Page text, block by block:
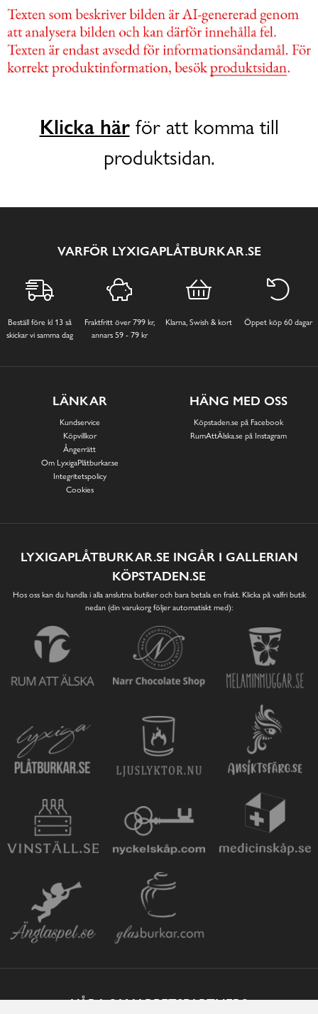
Klicka härför att komma till
produktsidan.
VARFÖR LYXIGAPLÅTBURKAR.SE
Beställ före kl 13 så
skickar vi samma dag
Fraktfritt över 799 kr,
annars 59 - 79 kr
Klarna, Swish & kort Öppet köp 60 dagar
LÄNKAR
Kundservice
Köpvillkor
Ångerrätt
Om LyxigaPlåtburkar.se
Integritetspolicy
Cookies
HÄNG MED OSS
Köpstaden.se på Facebook
RumAttÄlska.se på Instagram
LYXIGAPLÅTBURKAR.SE INGÅR I GALLERIAN
KÖPSTADEN.SE
Hos oss kan du handla i alla anslutna butiker och bara betala en frakt. Klicka på valfri butik
nedan (din varukorg följer automatiskt med):
VÅRA SAMARBETSPARTNERS